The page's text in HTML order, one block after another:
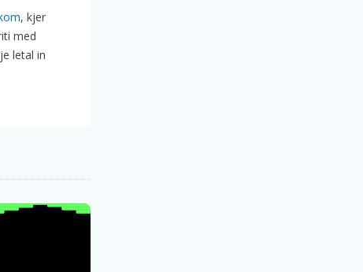
, kjer
med
letal in